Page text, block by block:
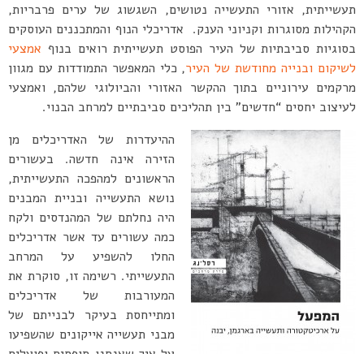
תעשייתית, אזורי התעשייה נטושים, השגשוג של ערים פרבריות,
הקהילות מסוגרות וקניוני הענק. אדריכלי הנוף והמתכננים העוסקים
בסוגיות סביבתיות של העיר הפוסט תעשייתית רואים בנוף אמצעי
לשיקום ובנייה מחודשת של העיר, כלי המאפשר התמודדות עם מגוון
מרקמים עירוניים בתוך ההקשר האזורי והביולוגי שלהם, ואמצעי
לעיצוב יחסים “חדשים” בין תהליכים סביבתיים למרחב הבנוי.
ההיעדרות של האדריכלים מן
הזירה אינה חדשה. בעשורים
הראשונים למהפכה התעשייתית,
נושא התעשייה ובניית המבנים
היה נחלתם של המהנדסים ולקח
כמה עשורים עד אשר אדריכלים
החלו להשפיע על המרחב
התעשייתי. רשימה זו, סוקרת את
המעורבות של אדריכלים
ומתייחסת בעיקר לבנייתם של
מבני תעשייה אייקונים שהשפיעו